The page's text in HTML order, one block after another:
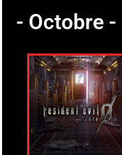
- Octobre -